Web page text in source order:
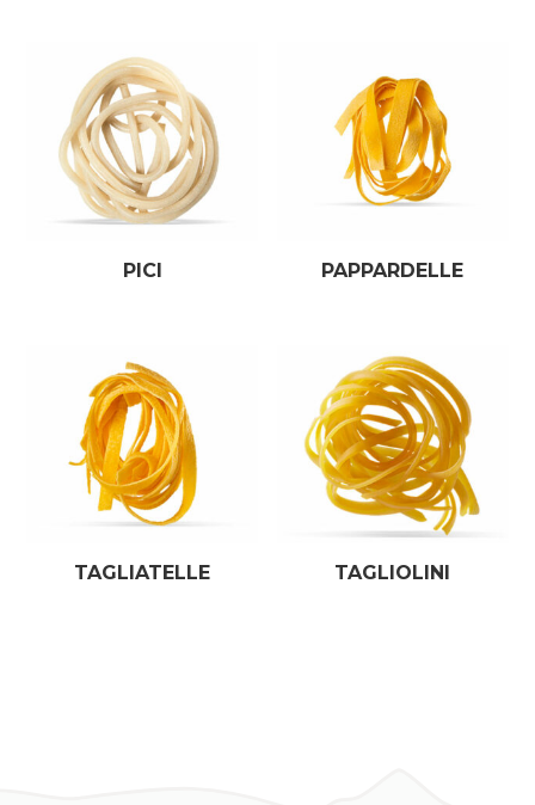
PICI PAPPARDELLE
TAGLIATELLE TAGLIOLINI